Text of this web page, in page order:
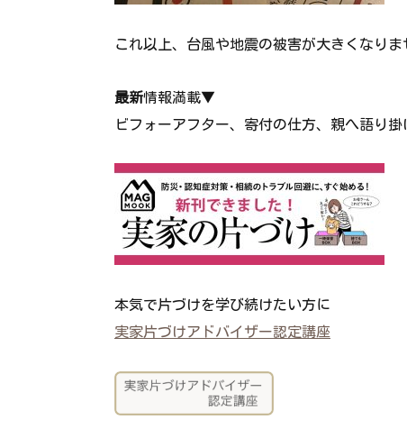
これ以上、台風や地震の被害が大きくなりま
最新情報満載▼
ビフォーアフター、寄付の仕方、親へ語り
本気で片づけを学び続けたい方に
実家片づけアドバイザー認定講座